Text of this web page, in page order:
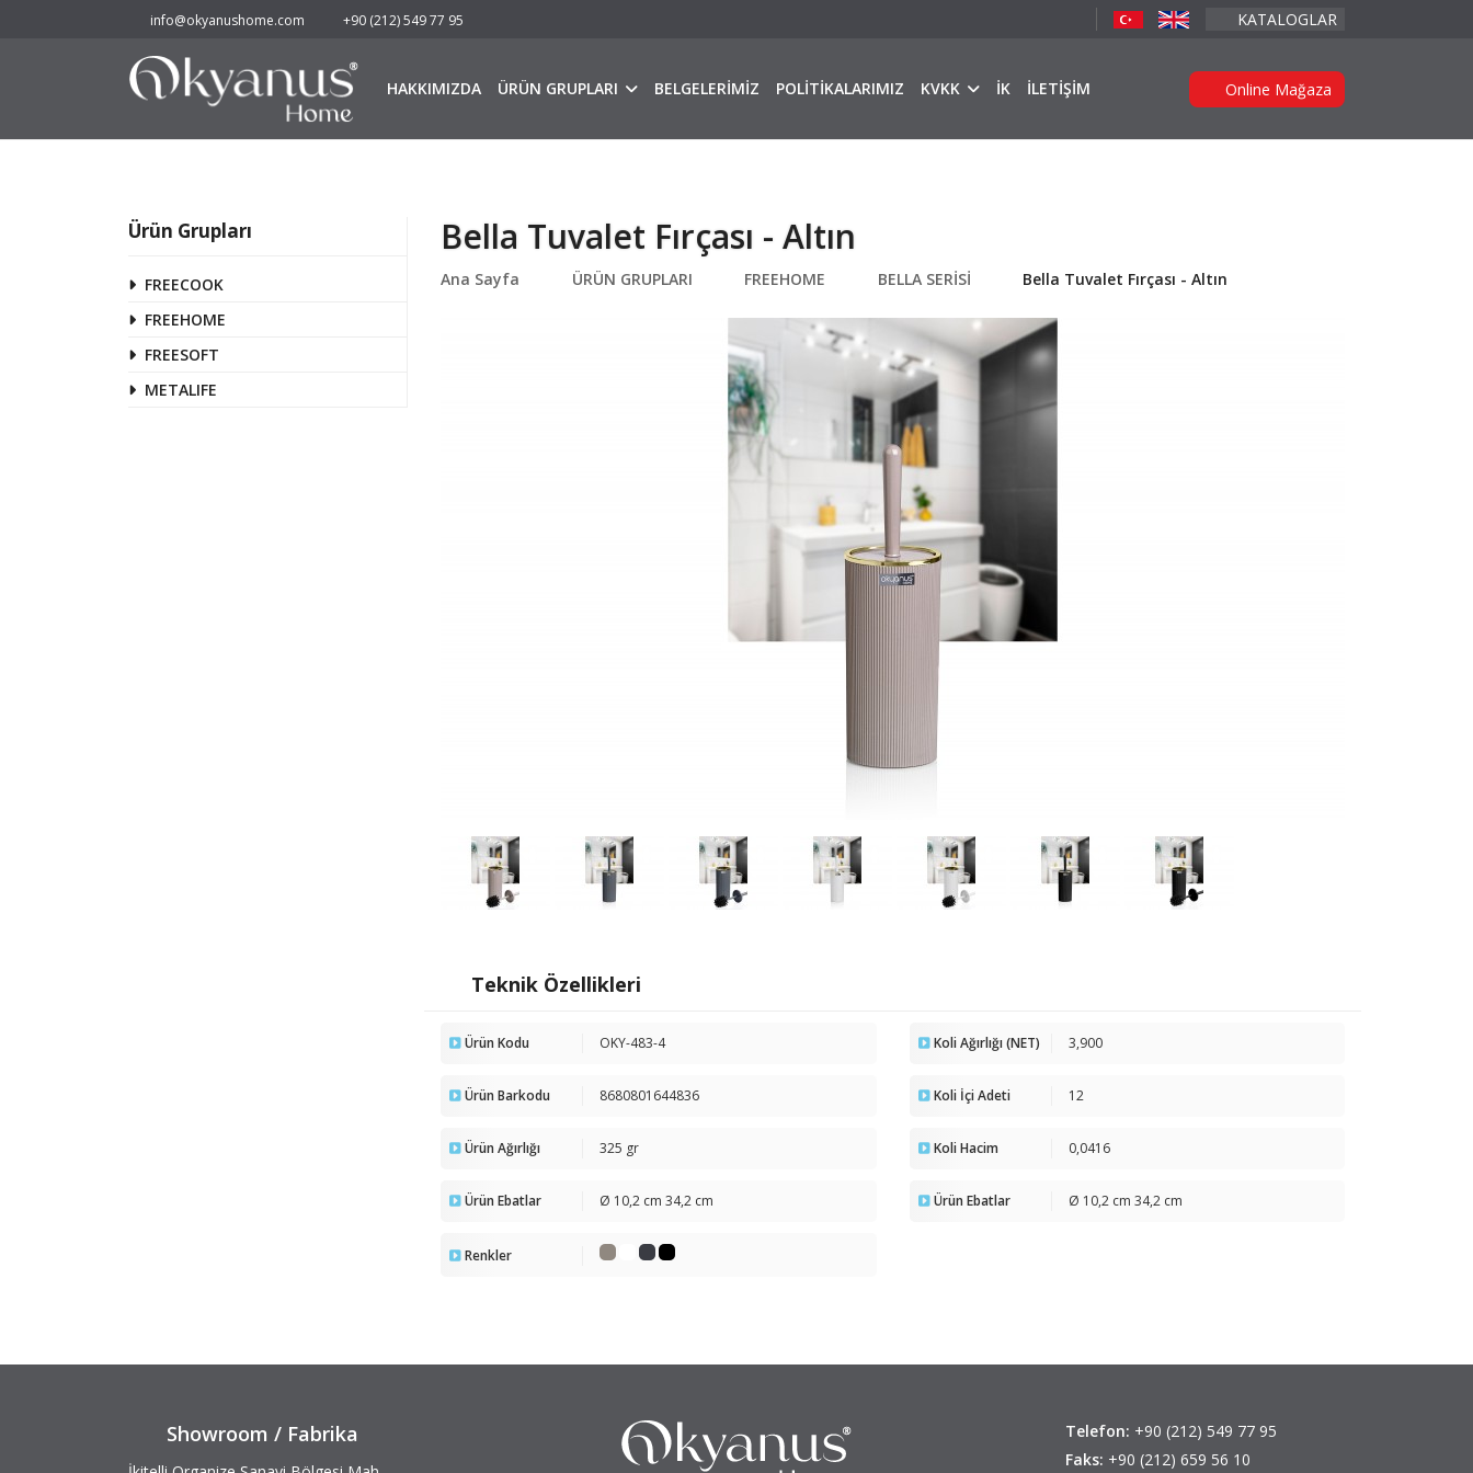
info@okyanushome.com +90 (212) 549 77 95 KATALOGLAR
HAKKIMIZDA ÜRÜN GRUPLARI BELGELERİMİZ POLİTİKALARIMIZ KVKK İK İLETİŞİM Online Mağaza
Ürün Grupları
FREECOOK
FREEHOME
FREESOFT
METALIFE
Bella Tuvalet Fırçası - Altın
Ana Sayfa ÜRÜN GRUPLARI FREEHOME BELLA SERİSİ Bella Tuvalet Fırçası - Altın
Teknik Özellikleri
Ürün Kodu OKY-483-4 Koli Ağırlığı (NET) 3,900
Ürün Barkodu 8680801644836 Koli İçi Adeti 12
Ürün Ağırlığı 325 gr Koli Hacim 0,0416
Ürün Ebatlar Ø 10,2 cm 34,2 cm Ürün Ebatlar Ø 10,2 cm 34,2 cm
Renkler
Showroom / Fabrika Telefon: +90 (212) 549 77 95
Faks: +90 (212) 659 56 10